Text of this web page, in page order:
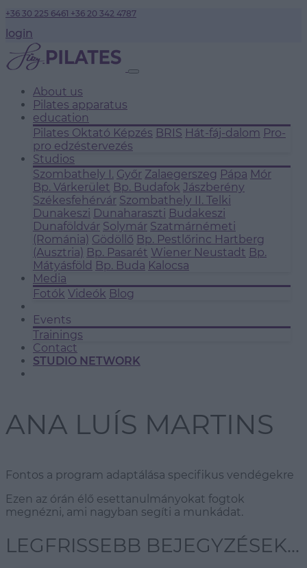
+36 30 225 6461 +36 20 342 4787
login
About us
Pilates apparatus
education
Pilates Oktató Képzés BRIS Hát-fáj-dalom Pro-
pro edzéstervezés
Studios
Szombathely I. Győr Zalaegerszeg Pápa Mór
Bp. Várkerület Bp. Budafok Jászberény
Székesfehérvár Szombathely II. Telki
Dunakeszi Dunaharaszti Budakeszi
Dunaföldvár Solymár Szatmárnémeti
(Románia) Gödöllő Bp. Pestlőrinc Hartberg
(Ausztria) Bp. Pasarét Wiener Neustadt Bp.
Mátyásföld Bp. Buda Kalocsa
Media
Fotók Videók Blog
Events
Trainings
Contact
STUDIO NETWORK
ANA LUÍS MARTINS
Fontos a program adaptálása specifikus vendégekre
Ezen az órán élő esettanulmányokat fogtok
megnézni, ami nagyban segíti a munkádat.
LEGFRISSEBB BEJEGYZÉSEK...